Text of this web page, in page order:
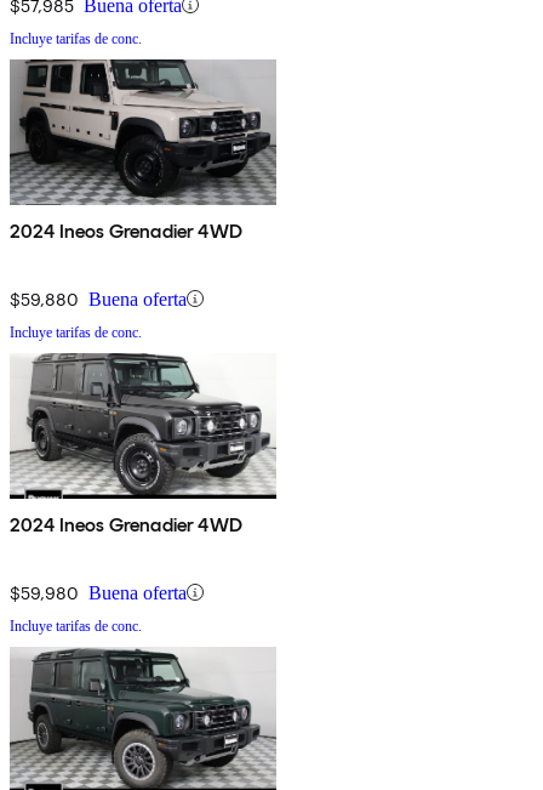
$57,985 Buena oferta
Incluye tarifas de conc.
2024 Ineos Grenadier 4WD
$59,880 Buena oferta
Incluye tarifas de conc.
2024 Ineos Grenadier 4WD
$59,980 Buena oferta
Incluye tarifas de conc.